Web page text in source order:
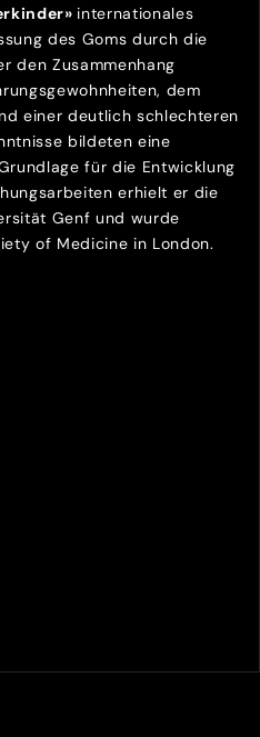
internationales
des Goms durch die
den Zusammenhang
dem
einer deutlich schlechteren
bildeten eine
für die Entwicklung
erhielt er die
Genf und wurde
of Medicine in London.